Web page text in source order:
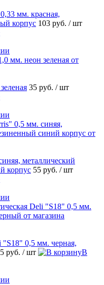
мм. красная,
корпус 103 руб. / шт
35 руб. / шт
металлический
корпус 55 руб. / шт
"S18" 0,5 мм. черная,
руб. / шт
В